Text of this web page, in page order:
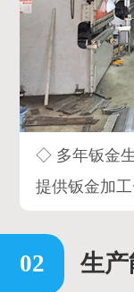
◇ 多年钣金
提供钣金加
生